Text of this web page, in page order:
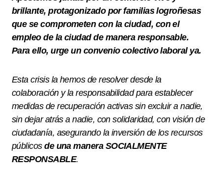
brillante, protagonizado por familias logroñesas
que se comprometen con la ciudad, con el
empleo de la ciudadde manera responsable.
Para ello, urge un convenio colectivo laboral ya.
Esta crisis la hemos de resolver desde la
colaboración y la responsabilidad para establecer
medidas de recuperación activas sin excluir a nadie,
sin dejar atrás a nadie, con solidaridad, con visión de
ciudadanía, asegurando la inversión de los recursos
públicosde una manera SOCIALMENTE
RESPONSABLE.